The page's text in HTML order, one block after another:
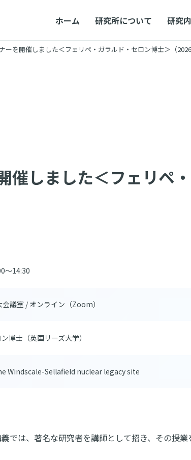
ホーム 研究所について 研究
ーを開催しました＜フェリペ・ガラルド・セロン博士＞（2026
催しました＜フェリペ
～14:30
議室 / オンライン（Zoom）
博士（英国リーズ大学）
Windscale-Sellafield nuclear legacy site
では、著名な研究者を講師として招き、その授